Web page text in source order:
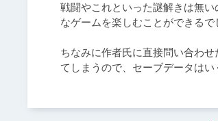
戦闘やこれといった謎解きは無
なゲームを楽しむことができるで
ちなみに作者氏に直接問い合わ
てしまうので、セーブデータはい